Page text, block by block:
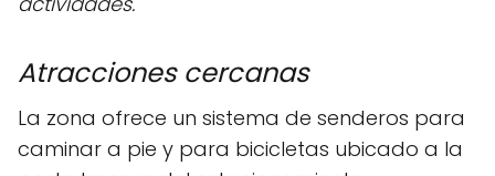
Atracciones cercanas
La zona ofrece un sistema de senderos para
caminar a pie y para bicicletas ubicado a la